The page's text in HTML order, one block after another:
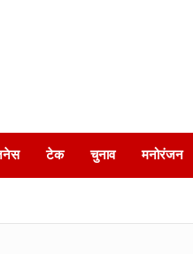
टेक चुनाव मनोरंजन